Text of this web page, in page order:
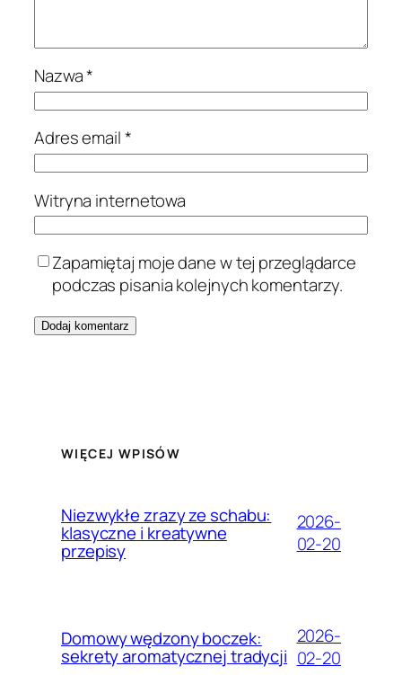
Nazwa*
Adres email*
Witryna internetowa
Zapamiętaj moje dane w tej przeglądarce
podczas pisania kolejnych komentarzy.
WIĘCEJ WPISÓW
Niezwykłe zrazy ze schabu:
klasyczne i kreatywne
przepisy
2026-
02-20
Domowy wędzony boczek:
sekrety aromatycznej tradycji
2026-
02-20